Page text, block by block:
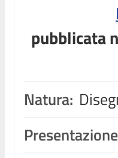
pubblicata
Natura: